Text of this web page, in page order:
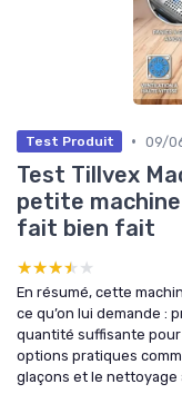
Test Produit • 09/
Test Tillvex
petite
fait bien fait
★★★★★
★★★★★
En résumé, cette
ce qu’on lui demande :
quantité suffisante
options pratiques
glaçons et le nettoyage